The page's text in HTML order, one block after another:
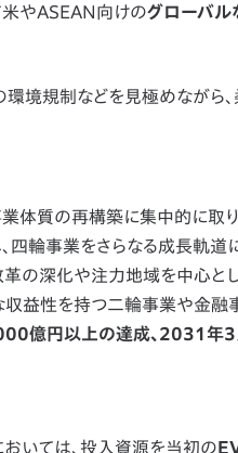
米やASEAN向けのグローバル
境規制などを見極めながら
質の再構築に集中的に取り
四輪事業をさらなる成長軌道
の深化や注力地域を中心と
収益性を持つ二輪事業や金融
億円以上の達成、2031年3
おいては、投入資源を当初の